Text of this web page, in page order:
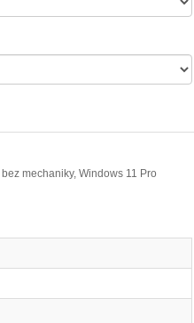
bez mechaniky, Windows 11 Pro